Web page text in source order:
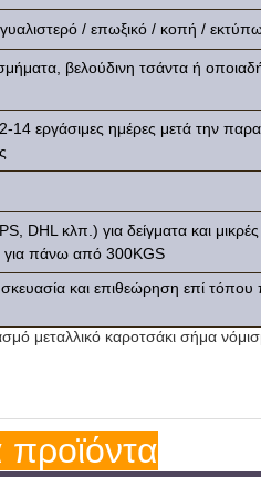
/ επωξικό / κοπή /
βελούδινη τσάντα ή
14 εργάσιμες ημέρες μετά την
DHL κλπ.) για δείγματα και μικρές
για πάνω από 300KGS
και επιθεώρηση επί τόπου
μεταλλικό καροτσάκι σήμα